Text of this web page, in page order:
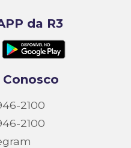
da R3
Conosco
2100
2100